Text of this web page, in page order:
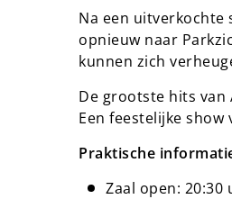
Na een uitverkochte
opnieuw naar
kunnen zich
De grootste hits van
Een feestelijke
Praktische
Zaal open: 20:30